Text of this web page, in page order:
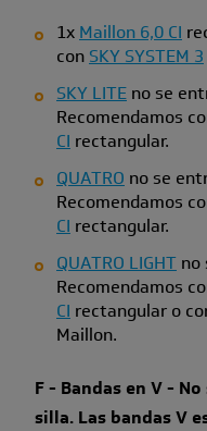
1x Maillon 6,0 CI
con SKY SYSTEM 3
SKY LITEno se
Recomendamos
CI rectangular.
QUATRO no se
Recomendamos
CI rectangular.
QUATRO LIGHTno
Recomendamos
CI rectangular o
Maillon.
F - Bandas en V -
silla. Las bandas V